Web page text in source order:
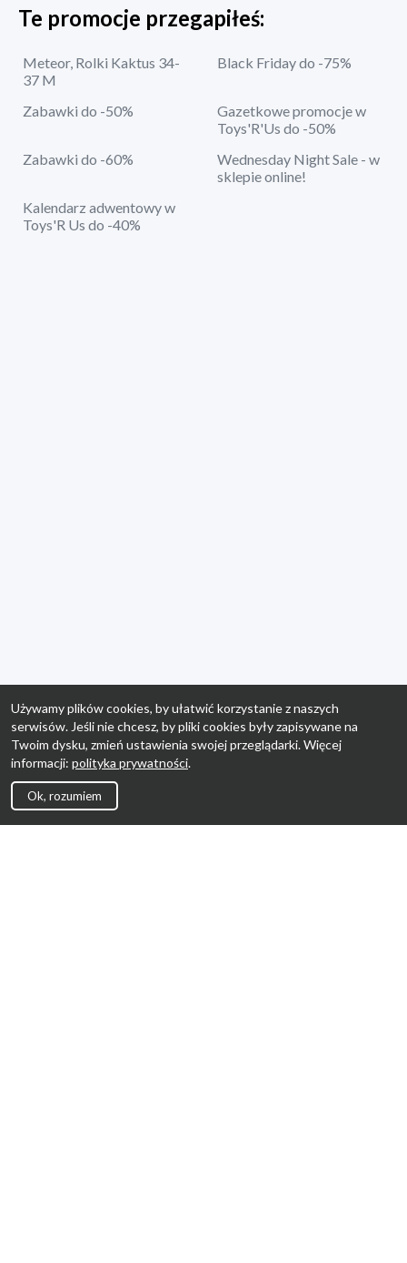
Te promocje przegapiłeś:
Meteor, Rolki Kaktus 34-
37 M
Black Friday do -75%
Zabawki do -50%
Gazetkowe promocje w
Toys'R'Us do -50%
Zabawki do -60%
Wednesday Night Sale - w
sklepie online!
Kalendarz adwentowy w
Toys'R Us do -40%
Używamy plików cookies, by ułatwić korzystanie z naszych
serwisów. Jeśli nie chcesz, by pliki cookies były zapisywane na
Twoim dysku, zmień ustawienia swojej przeglądarki. Więcej
informacji: polityka prywatności.
Ok, rozumiem